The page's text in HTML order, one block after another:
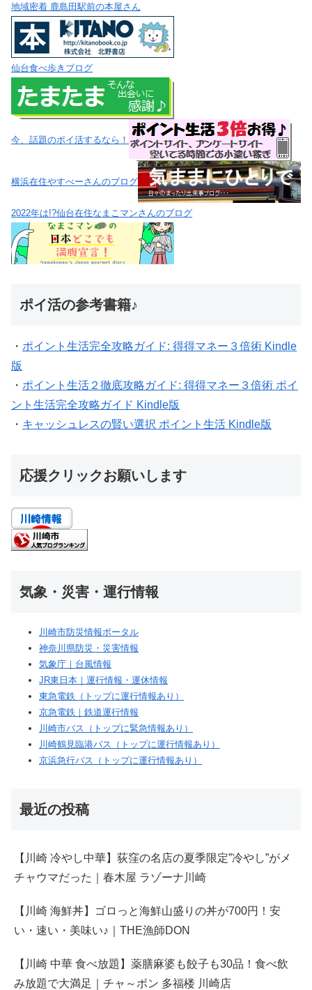
地域密着 鹿島田駅前の本屋さん
仙台食べ歩きブログ
今、話題のポイ活するなら！
横浜在住やすべーさんのブログ
2022年は!?仙台在住なまこマンさんのブログ
ポイ活の参考書籍♪
・ ポイント生活完全攻略ガイド: 得得マネー３倍術 Kindle
版
・ ポイント生活２徹底攻略ガイド: 得得マネー３倍術 ポイ
ント生活完全攻略ガイド Kindle版
・ キャッシュレスの賢い選択 ポイント生活 Kindle版
応援クリックお願いします
気象・災害・運行情報
川崎市防災情報ポータル
神奈川県防災・災害情報
気象庁｜台風情報
JR東日本｜運行情報・運休情報
東急電鉄（トップに運行情報あり）
京急電鉄｜鉄道運行情報
川崎市バス（トップに緊急情報あり）
川崎鶴見臨港バス（トップに運行情報あり）
京浜急行バス（トップに運行情報あり）
最近の投稿
【川崎 冷やし中華】荻窪の名店の夏季限定”冷やし”がメ
チャウマだった｜春木屋 ラゾーナ川崎
【川崎 海鮮丼】ゴロっと海鮮山盛りの丼が700円！安
い・速い・美味い♪｜THE漁師DON
【川崎 中華 食べ放題】薬膳麻婆も餃子も30品！食べ飲
み放題で大満足｜チャ～ボン 多福楼 川崎店